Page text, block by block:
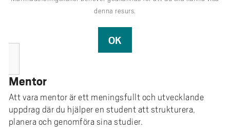
denna resurs.
OK
Mentor
Att vara mentor är ett meningsfullt och utvecklande
uppdrag där du hjälper en student att strukturera,
planera och genomföra sina studier.